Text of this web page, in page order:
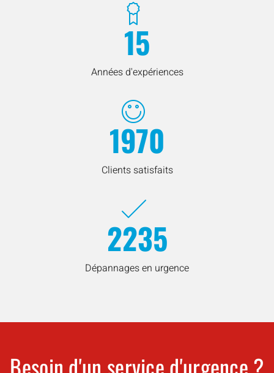
15
Années d'expériences
1970
Clients satisfaits
2235
Dépannages en urgence